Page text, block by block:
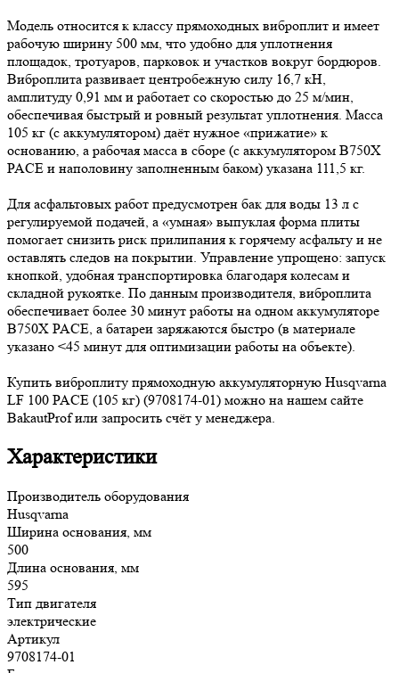
Модель относится к классу прямоходных виброплит и имеет
рабочую ширину 500 мм, что удобно для уплотнения
площадок, тротуаров, парковок и участков вокруг бордюров.
Виброплита развивает центробежную силу 16,7 кН,
амплитуду 0,91 мм и работает со скоростью до 25 м/мин,
обеспечивая быстрый и ровный результат уплотнения. Масса
105 кг (с аккумулятором) даёт нужное «прижатие» к
основанию, а рабочая масса в сборе (с аккумулятором B750X
PACE и наполовину заполненным баком) указана 111,5 кг.
Для асфальтовых работ предусмотрен бак для воды 13 л с
регулируемой подачей, а «умная» выпуклая форма плиты
помогает снизить риск прилипания к горячему асфальту и не
оставлять следов на покрытии. Управление упрощено: запуск
кнопкой, удобная транспортировка благодаря колесам и
складной рукоятке. По данным производителя, виброплита
обеспечивает более 30 минут работы на одном аккумуляторе
B750X PACE, а батареи заряжаются быстро (в материале
указано <45 минут для оптимизации работы на объекте).
Купить виброплиту прямоходную аккумуляторную Husqvarna
LF 100 PACE (105 кг) (9708174-01) можно на нашем сайте
BakautProf или запросить счёт у менеджера.
Характеристики
Производитель оборудования
Husqvarna
Ширина основания, мм
500
Длина основания, мм
595
Тип двигателя
электрические
Артикул
9708174‑01